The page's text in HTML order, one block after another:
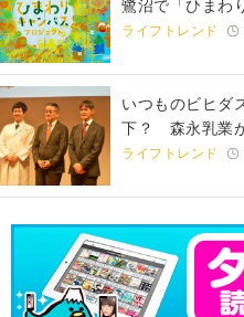
鷺沼で「ひまわ
ライフトレンド
いつものビヒダ
下？ 森永乳業
ライフトレンド